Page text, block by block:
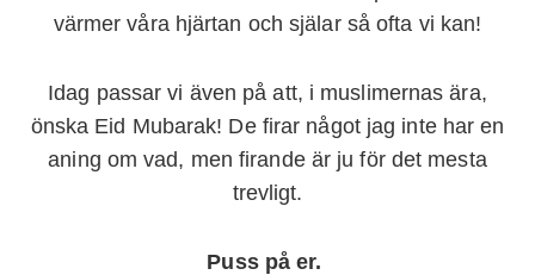
värmer våra hjärtan och själar så ofta vi kan!
Idag passar vi även på att, i muslimernas ära,
önska Eid Mubarak! De firar något jag inte har en
aning om vad, men firande är ju för det mesta
trevligt.
Puss på er.